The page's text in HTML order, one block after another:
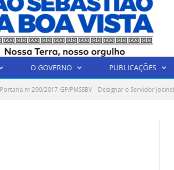
O GOVERNO PUBLICAÇÕES
Portaria nº 290/2017-GP/PMSSBV – Designar o Servidor